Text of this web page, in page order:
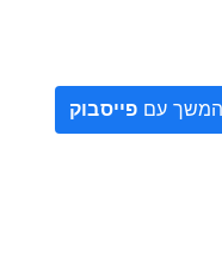
המשך עם פייסבוק